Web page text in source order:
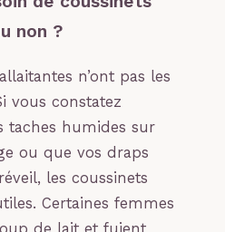
non ?
n’ont pas les
vous constatez
taches humides sur
ou que vos draps
les coussinets
Certaines femmes
de lait et fuient